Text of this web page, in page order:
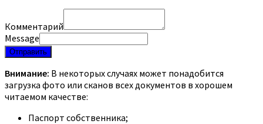
Комментарий
Message
Отправить
Внимание: В некоторых случаях может понадобится
загрузка фото или сканов всех документов в хорошем
читаемом качестве:
Паспорт собственника;